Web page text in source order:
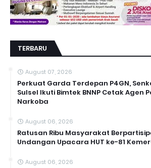
TERBARU
August 07, 2026
Perkuat Garda Terdepan P4GN,
Sulsel Ikuti Bimtek BNNP Cetak Agen
Narkoba
August 06, 2026
Ratusan Ribu Masyarakat
Undangan Upacara HUT ke-81
August 06, 2026